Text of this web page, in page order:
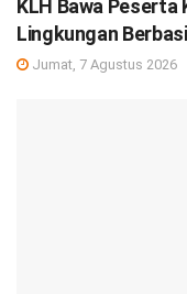
KLH Bawa Peserta
Lingkungan
Jumat, 7 Agustus 2026